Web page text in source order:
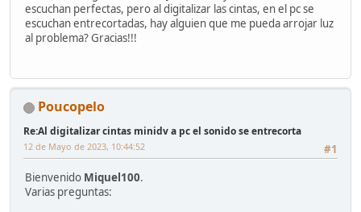
escuchan perfectas, pero al digitalizar las cintas, en el pc se
escuchan entrecortadas, hay alguien que me pueda arrojar luz
al problema? Gracias!!!
Poucopelo
Re:Al digitalizar cintas minidv a pc el sonido se entrecorta
#1
12 de Mayo de 2023, 10:44:52
Bienvenido Miquel100.
Varias preguntas: